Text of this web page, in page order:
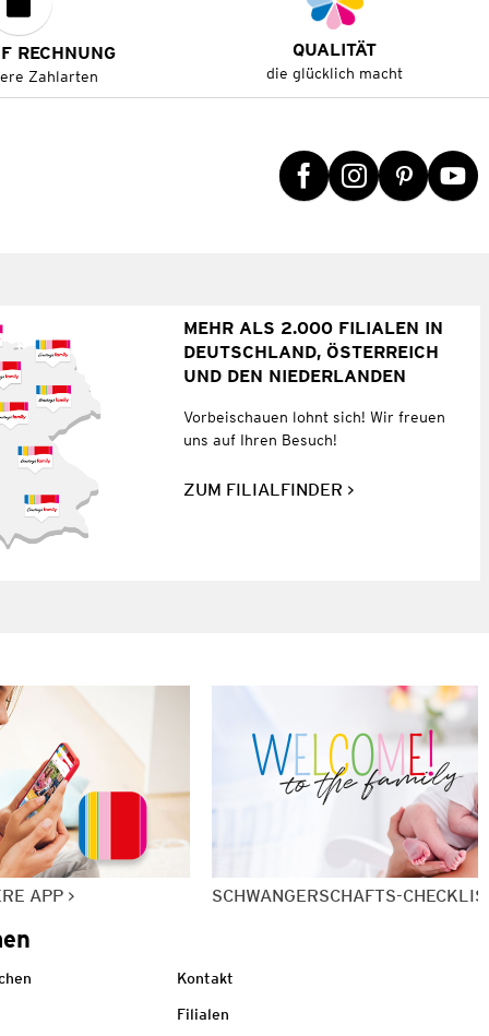
RECHNUNG
Zahlarten
QUALITÄT
die glücklich macht
MEHR ALS 2.000 FILIALEN IN
DEUTSCHLAND, ÖSTERREICH
UND DEN NIEDERLANDEN
Vorbeischauen lohnt sich! Wir freuen
uns auf Ihren Besuch!
ZUM FILIALFINDER
APP SCHWANGERSCHAFTS-
Kontakt
Filialen